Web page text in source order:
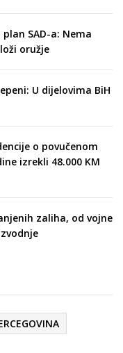
SAD-a: Nema
oružje
U dijelovima BiH
o povučenom
izrekli 48.000 KM
zaliha, od vojne